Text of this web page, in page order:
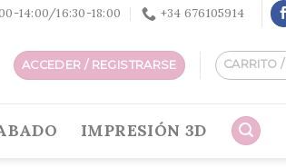
14:00/16:30-18:00 +34 676105914
ACCEDER / REGISTRARSE CARRITO /
IMPRESIÓN 3D